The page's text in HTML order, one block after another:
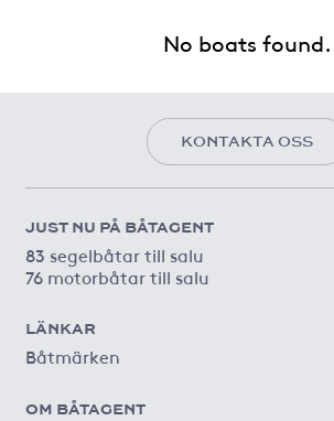
No boats found.
KONTAKTA OSS
JUST NU PÅ BÅTAGENT
83 segelbåtar till salu
76 motorbåtar till salu
LÄNKAR
Båtmärken
OM BÅTAGENT